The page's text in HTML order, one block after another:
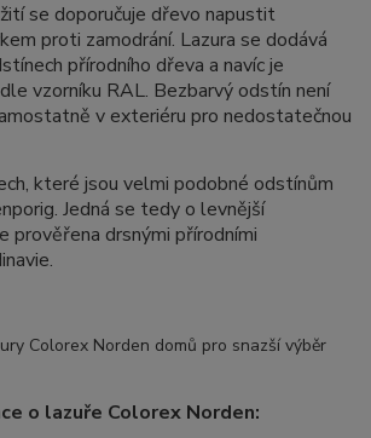
se doporučuje dřevo napustit
proti zamodrání. Lazura se dodává
přírodního dřeva a navíc je
vzorníku RAL. Bezbarvý odstín není
v exteriéru pro nedostatečnou
které jsou velmi podobné odstínům
Jedná se tedy o levnější
prověřena drsnými přírodními
Colorex Norden domů pro snazší výběr
o lazuře Colorex Norden: